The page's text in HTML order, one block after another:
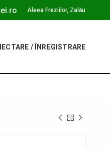
Aleea Freziilor, Zalău
/ ÎNREGISTRARE